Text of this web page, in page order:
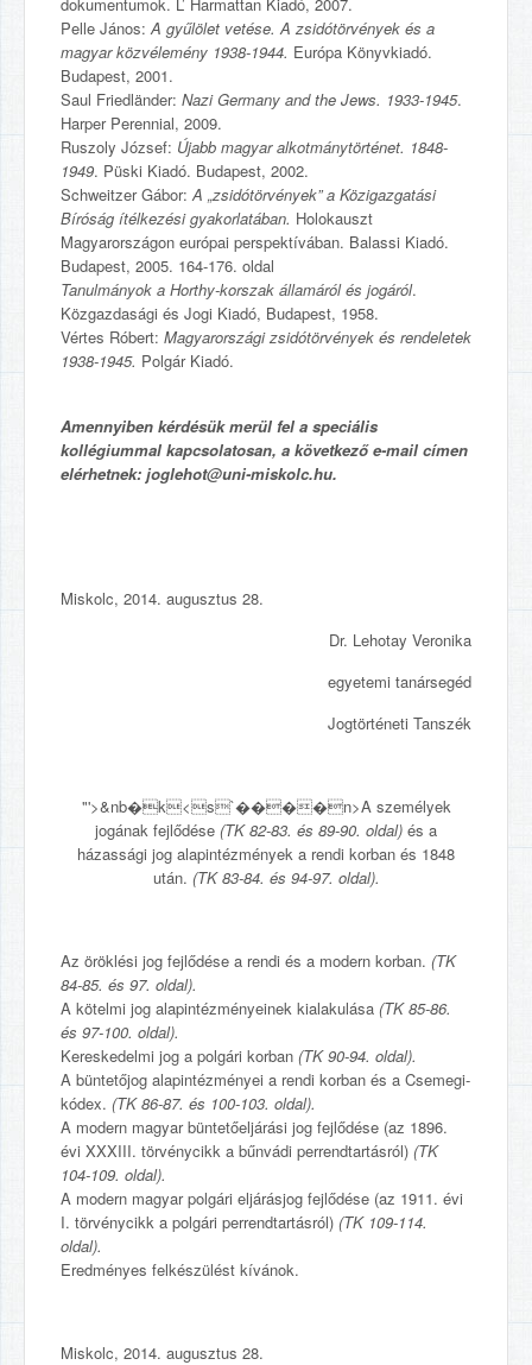
Pelle János:A gyűlölet vetése. A zsidótörvények és a
magyar közvélemény 1938-1944. Európa Könyvkiadó.
Budapest, 2001.
Saul Friedländer: Nazi Germany and the Jews. 1933-1945.
Harper Perennial, 2009.
Ruszoly József: Újabb magyar alkotmánytörténet. 1848-
1949. Püski Kiadó. Budapest, 2002.
Schweitzer Gábor:A „zsidótörvények” a Közigazgatási
Bíróság ítélkezési gyakorlatában. Holokauszt
Magyarországon európai perspektívában. Balassi Kiadó.
Budapest, 2005. 164-176. oldal
Tanulmányok a Horthy-korszak államáról és jogáról.
Közgazdasági és Jogi Kiadó, Budapest, 1958.
Vértes Róbert: Magyarországi zsidótörvények és rendeletek
1938-1945. Polgár Kiadó.
Amennyiben kérdésük merül fel a speciális
kollégiummal kapcsolatosan, a következő e-mail címen
elérhetnek: joglehot@uni-miskolc.hu.
Miskolc, 2014. augusztus 28.
Dr. Lehotay Veronika
egyetemi tanársegéd
Jogtörténeti Tanszék
"'>&nb�k<s`����n>A személyek
jogának fejlődése (TK 82-83. és 89-90. oldal) és a
házassági jog alapintézmények a rendi korban és 1848
után. (TK 83-84. és 94-97. oldal).
Az öröklési jog fejlődése a rendi és a modern korban. (TK
84-85. és 97. oldal).
A kötelmi jog alapintézményeinek kialakulása (TK 85-86.
és 97-100. oldal).
Kereskedelmi jog a polgári korban (TK 90-94. oldal).
A büntetőjog alapintézményei a rendi korban és a Csemegi-
kódex. (TK 86-87. és 100-103. oldal).
A modern magyar büntetőeljárási jog fejlődése (az 1896.
évi XXXIII. törvénycikk a bűnvádi perrendtartásról) (TK
104-109. oldal).
A modern magyar polgári eljárásjog fejlődése (az 1911. évi
I. törvénycikk a polgári perrendtartásról) (TK 109-114.
oldal).
Eredményes felkészülést kívánok.
Miskolc, 2014. augusztus 28.